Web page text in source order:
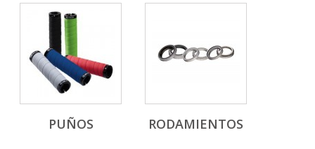
PUÑOS RODAMIENTOS